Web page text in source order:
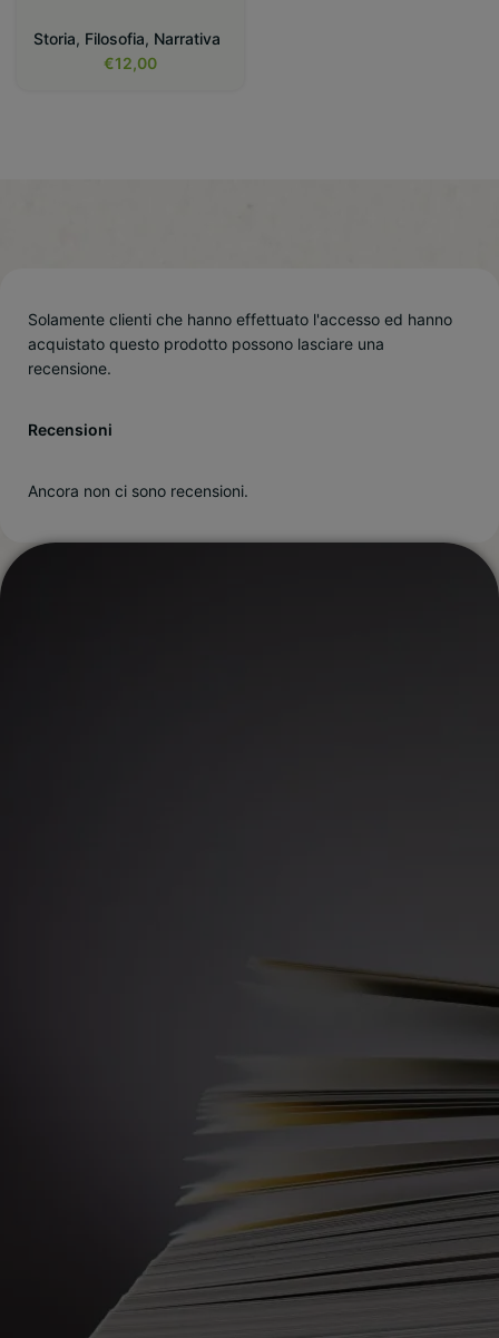
Storia, Filosofia, Narrativa
€12,00
Recensioni
Ancora non ci sono recensioni.
Solamente clienti che hanno effettuato l'accesso ed hanno
acquistato questo prodotto possono lasciare una
recensione.